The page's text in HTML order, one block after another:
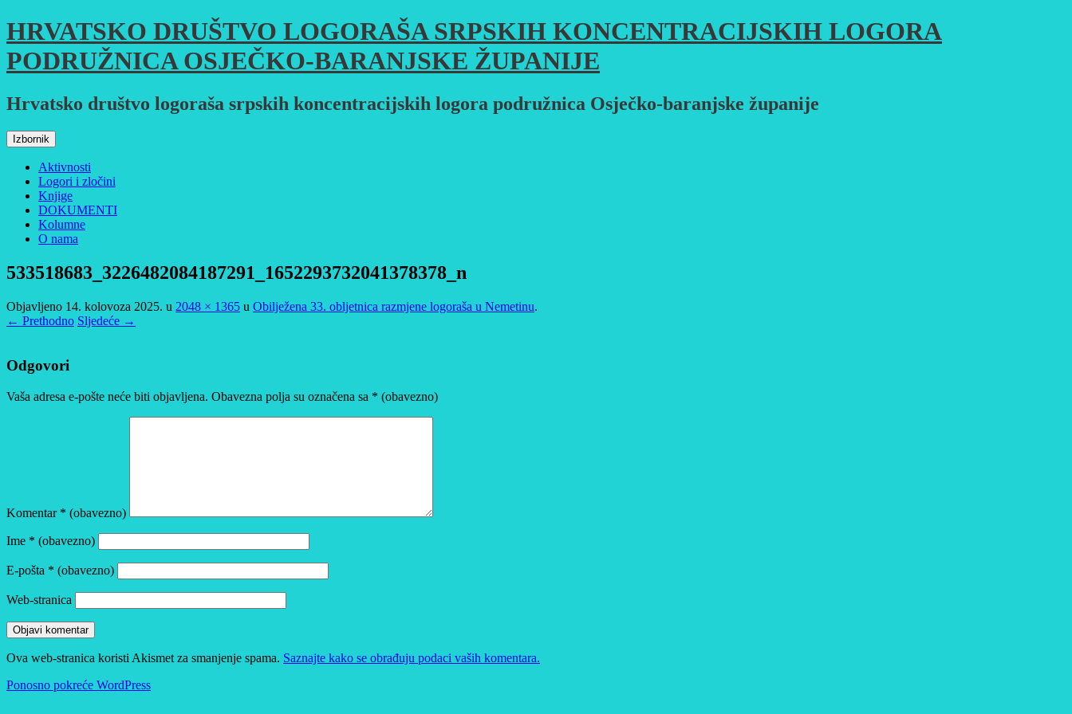
Skoči
do
sadržaja
HRVATSKO DRUŠTVO LOGORAŠA SRPSKIH KONCENTRACIJSKIH LOGORA
PODRUŽNICA OSJEČKO-BARANJSKE ŽUPANIJE
Hrvatsko društvo logoraša srpskih koncentracijskih logora podružnica Osječko-baranjske županije
Izbornik
Aktivnosti
Logori i zločini
Knjige
DOKUMENTI
Kolumne
O nama
533518683_3226482084187291_1652293732041378378_n
Objavljeno 14. kolovoza 2025. u 2048 × 1365 u Obilježena 33. obljetnica razmjene logoraša u Nemetinu.
← Prethodno Sljedeće →
Odgovori
Vaša adresa e-pošte neće biti objavljena. Obavezna polja su označena sa * (obavezno)
Komentar * (obavezno)
Ime * (obavezno)
E-pošta * (obavezno)
Web-stranica
Ova web-stranica koristi Akismet za smanjenje spama. Saznajte kako se obrađuju podaci vaših komentara.
Ponosno pokreće WordPress